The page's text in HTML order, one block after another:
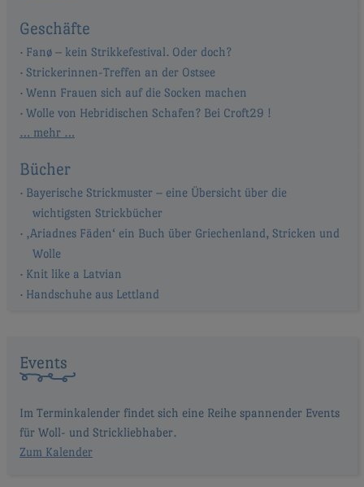
Geschäfte
Fanø – kein Strikkefestival. Oder doch?
Strickerinnen-Treffen an der Ostsee
Wenn Frauen sich auf die Socken machen
Wolle von Hebridischen Schafen? Bei Croft29 !
… mehr …
Bücher
Bayerische Strickmuster – eine Übersicht über die
wichtigsten Strickbücher
‚Ariadnes Fäden‘ ein Buch über Griechenland, Stricken und
Wolle
Knit like a Latvian
Handschuhe aus Lettland
Events
Im Terminkalender findet sich eine Reihe spannender Events
für Woll- und Strickliebhaber.
Zum Kalender